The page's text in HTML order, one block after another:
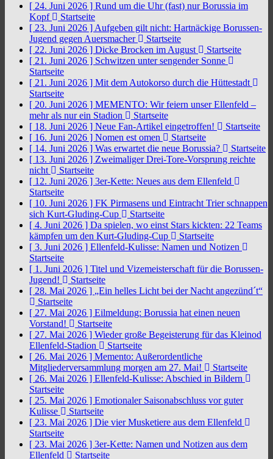
[ 24. Juni 2026 ] Rund um die Uhr (fast) nur Borussia im
Kopf
Startseite
[ 23. Juni 2026 ] Aufgeben gilt nicht: Hartnäckige Borussen-
Jugend gegen Auersmacher
Startseite
[ 22. Juni 2026 ] Dicke Brocken im August
Startseite
[ 21. Juni 2026 ] Schwitzen unter sengender Sonne
Startseite
[ 21. Juni 2026 ] Mit dem Autokorso durch die Hüttestadt
Startseite
[ 20. Juni 2026 ] MEMENTO: Wir feiern unser Ellenfeld –
mehr als nur ein Stadion
Startseite
[ 18. Juni 2026 ] Neue Fan-Artikel eingetroffen!
Startseite
[ 16. Juni 2026 ] Nomen est omen
Startseite
[ 14. Juni 2026 ] Was erwartet die neue Borussia?
Startseite
[ 13. Juni 2026 ] Zweimaliger Drei-Tore-Vorsprung reichte
nicht
Startseite
[ 12. Juni 2026 ] 3er-Kette: Neues aus dem Ellenfeld
Startseite
[ 10. Juni 2026 ] FK Pirmasens und Eintracht Trier schnappen
sich Kurt-Gluding-Cup
Startseite
[ 4. Juni 2026 ] Da spielen, wo einst Stars kickten: 22 Teams
kämpfen um den Kurt-Gluding-Cup
Startseite
[ 3. Juni 2026 ] Ellenfeld-Kulisse: Namen und Notizen
Startseite
[ 1. Juni 2026 ] Titel und Vizemeisterschaft für die Borussen-
Jugend!
Startseite
[ 28. Mai 2026 ] „Ein helles Licht bei der Nacht angezünd´t“
Startseite
[ 27. Mai 2026 ] Eilmeldung: Borussia hat einen neuen
Vorstand!
Startseite
[ 27. Mai 2026 ] Wieder große Begeisterung für das Kleinod
Ellenfeld-Stadion
Startseite
[ 26. Mai 2026 ] Memento: Außerordentliche
Mitgliederversammlung morgen am 27. Mai!
Startseite
[ 26. Mai 2026 ] Ellenfeld-Kulisse: Abschied in Bildern
Startseite
[ 25. Mai 2026 ] Emotionaler Saisonabschluss vor guter
Kulisse
Startseite
[ 23. Mai 2026 ] Die vier Musketiere aus dem Ellenfeld
Startseite
[ 23. Mai 2026 ] 3er-Kette: Namen und Notizen aus dem
Ellenfeld
Startseite